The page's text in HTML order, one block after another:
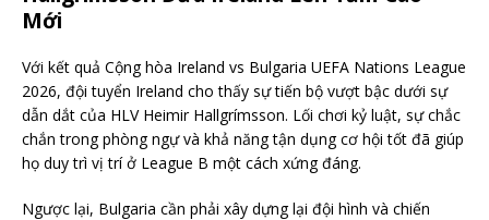
Mới
Với kết quả Cộng hòa Ireland vs Bulgaria UEFA Nations League
2026, đội tuyển Ireland cho thấy sự tiến bộ vượt bậc dưới sự
dẫn dắt của HLV Heimir Hallgrímsson. Lối chơi kỷ luật, sự chắc
chắn trong phòng ngự và khả năng tận dụng cơ hội tốt đã giúp
họ duy trì vị trí ở League B một cách xứng đáng.
Ngược lại, Bulgaria cần phải xây dựng lại đội hình và chiến